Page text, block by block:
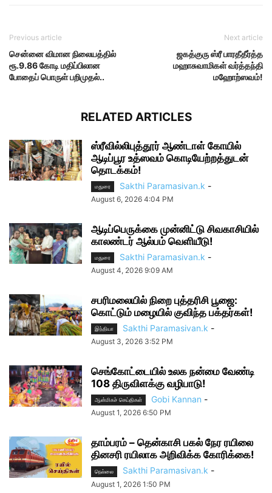
Previous article
சென்னை விமான நிலையத்தில்
ரூ.9.86 கோடி மதிப்பிலான
போதைப் பொருள் பறிமுதல்..
Next article
ஜகத்குரு ஸ்ரீ பாரதீதீர்த்த
மஹாசுவாமிகள் வர்த்தந்தி
மஹோற்ஸவம்!
RELATED ARTICLES
ஸ்ரீவில்லிபுத்தூர் ஆண்டாள் கோயில்
ஆடிப்பூர உத்ஸவம் கொடியேற்றத்துடன்
தொடக்கம்!
மதுரை Sakthi Paramasivan.k -
August 6, 2026 4:04 PM
ஆடிப்பெருக்கை முன்னிட்டு சிவகாசியில்
காலண்டர் ஆல்பம் வெளியீடு!
மதுரை Sakthi Paramasivan.k -
August 4, 2026 9:09 AM
சபரிமலையில் நிறை புத்தரிசி பூஜை:
கொட்டும் மழையில் குவிந்த பக்தர்கள்!
இந்தியா Sakthi Paramasivan.k -
August 3, 2026 3:52 PM
செங்கோட்டையில் உலக நன்மை வேண்டி
108 திருவிளக்கு வழிபாடு!
ஆன்மிகச் செய்திகள் Gobi Kannan -
August 1, 2026 6:50 PM
தாம்பரம் – தென்காசி பகல் நேர ரயிலை
தினசரி ரயிலாக அறிவிக்க கோரிக்கை!
நெல்லை Sakthi Paramasivan.k -
August 1, 2026 1:50 PM